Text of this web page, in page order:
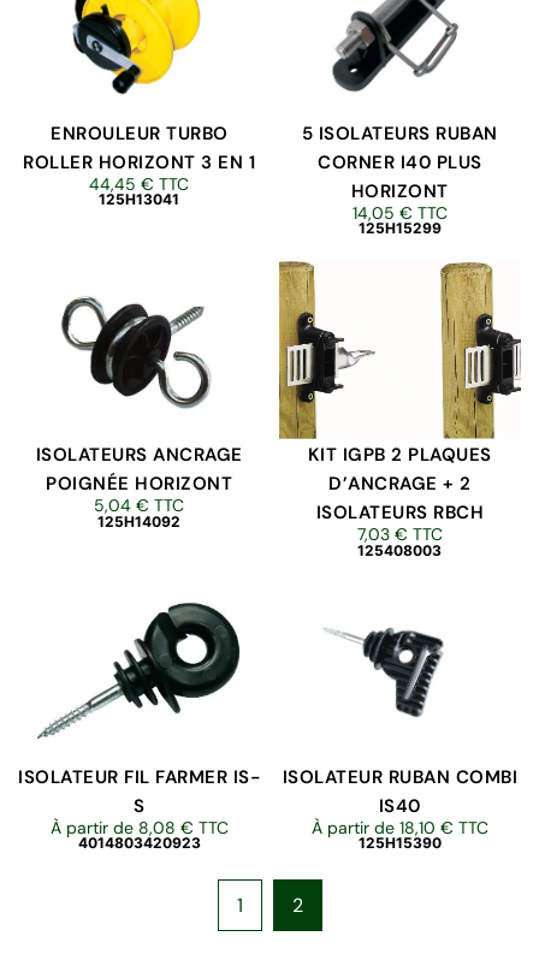
ENROULEUR TURBO
ROLLER HORIZONT 3 EN 1
44,45€ TTC
125H13041
5 ISOLATEURS RUBAN
CORNER I40 PLUS
HORIZONT
14,05 € TTC
125H15299
ISOLATEURS ANCRAGE
POIGNÉE HORIZONT
5,04€ TTC
125H14092
KIT IGPB 2 PLAQUES
D’ANCRAGE + 2
ISOLATEURS RBCH
7,03 € TTC
125408003
ISOLATEUR FIL FARMER IS-
S
À partir de 8,08 € TTC
4014803420923
ISOLATEUR RUBAN COMBI
IS40
À partir de 18,10 € TTC
125H15390
1 2